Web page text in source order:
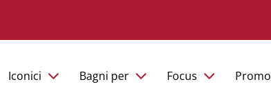
Iconici Bagni per Focus Promo